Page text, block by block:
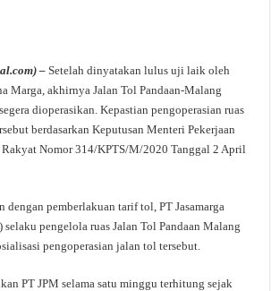
– Setelah dinyatakan lulus uji laik oleh
Marga, akhirnya Jalan Tol Pandaan-Malang
dioperasikan. Kepastian pengoperasian ruas
berdasarkan Keputusan Menteri Pekerjaan
Rakyat Nomor 314/KPTS/M/2020 Tanggal 2 April
dengan pemberlakuan tarif tol, PT Jasamarga
selaku pengelola ruas Jalan Tol Pandaan Malang
pengoperasian jalan tol tersebut.
PT JPM selama satu minggu terhitung sejak